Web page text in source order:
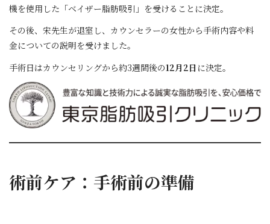
機を使用した「ベイザー脂肪吸引」を受けることに決定。
その後、宋先生が退室し、カウンセラーの女性から手術内容や料
金についての説明を受けました。
手術日はカウンセリングから約3週間後の12月2日 に決定。
術前ケア：手術前の準備